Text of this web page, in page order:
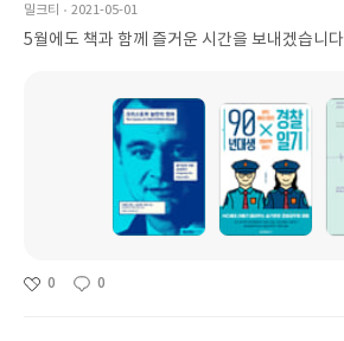
밀크티 2021-05-01
5월에도 책과 함께 즐거운 시간을 보내겠습니다
0 0